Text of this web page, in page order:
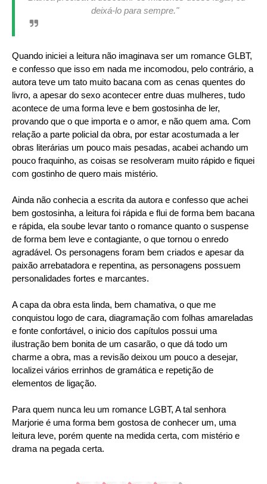
deixá-lo para sempre."
Quando iniciei a leitura não imaginava ser um romance GLBT,
e confesso que isso em nada me incomodou, pelo contrário, a
autora teve um tato muito bacana com as cenas quentes do
livro, a apesar do sexo acontecer entre duas mulheres, tudo
acontece de uma forma leve e bem gostosinha de ler,
provando que o que importa e o amor, e não quem ama. Com
relação a parte policial da obra, por estar acostumada a ler
obras literárias um pouco mais pesadas, acabei achando um
pouco fraquinho, as coisas se resolveram muito rápido e fiquei
com gostinho de quero mais mistério.
Ainda não conhecia a escrita da autora e confesso que achei
bem gostosinha, a leitura foi rápida e flui de forma bem bacana
e rápida, ela soube levar tanto o romance quanto o suspense
de forma bem leve e contagiante, o que tornou o enredo
agradável. Os personagens foram bem criados e apesar da
paixão arrebatadora e repentina, as personagens possuem
personalidades fortes e marcantes.
A capa da obra esta linda, bem chamativa, o que me
conquistou logo de cara, diagramação com folhas amareladas
e fonte confortável, o inicio dos capítulos possui uma
ilustração bem bonita de um casarão, o que dá todo um
charme a obra, mas a revisão deixou um pouco a desejar,
localizei vários errinhos de gramática e repetição de
elementos de ligação.
Para quem nunca leu um romance LGBT, A tal senhora
Marjorie é uma forma bem gostosa de conhecer um, uma
leitura leve, porém quente na medida certa, com mistério e
drama na pegada certa.